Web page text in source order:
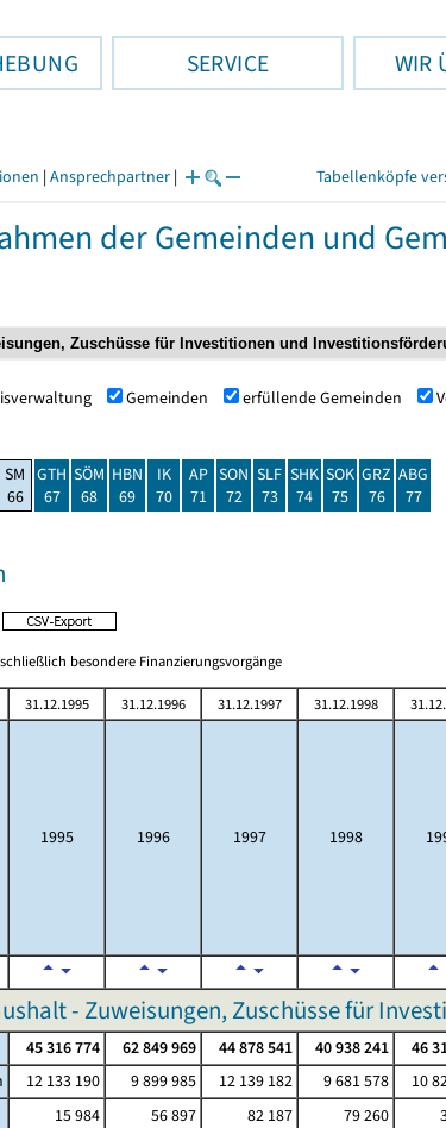
SERVICE WIR
| Ansprechpartner | Tabellenköpfe
der Gemeinden und
Gemeinden erfüllende Gemeinden
SM
66
GTH
67
SÖM
68
HBN
69
IK
70
AP
71
SON
72
SLF
73
SHK
74
SOK
75
GRZ
76
ABG
77
besondere Finanzierungsvorgänge
31.12.1995 31.12.1996 31.12.1997 31.12.1998
1995 1996 1997 1998
- Zuweisungen, Zuschüsse für
45 316 774 62 849 969 44 878 541 40 938 241 46
12 133 190 9 899 985 12 139 182 9 681 578 10
15 984 56 897 82 187 79 260